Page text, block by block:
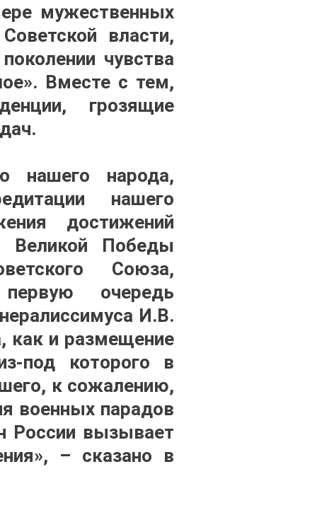
мужественных
власти,
чувства
Вместе с тем,
грозящие
нашего народа,
нашего
достижений
Великой Победы
Союза,
очередь
И.В.
как и размещение
под которого в
к сожалению,
военных парадов
России вызывает
– сказано в